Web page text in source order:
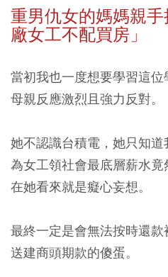
重男仇女的媽媽親
廠女工不配買房」
當初我也一度想要學習這
母親反應激烈且強力反對。
她不認識台積電，她只知
為女工領社會最底層薪水竟
在她看來就是癡心妄想。
最終一定是會無法按時還
送建商頭期款的傻蛋。